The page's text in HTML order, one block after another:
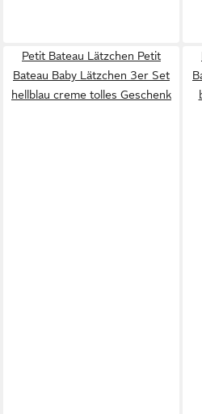
Petit Bateau Lätzchen Petit
Bateau Baby Lätzchen 3er Set
hellblau creme tolles Geschenk